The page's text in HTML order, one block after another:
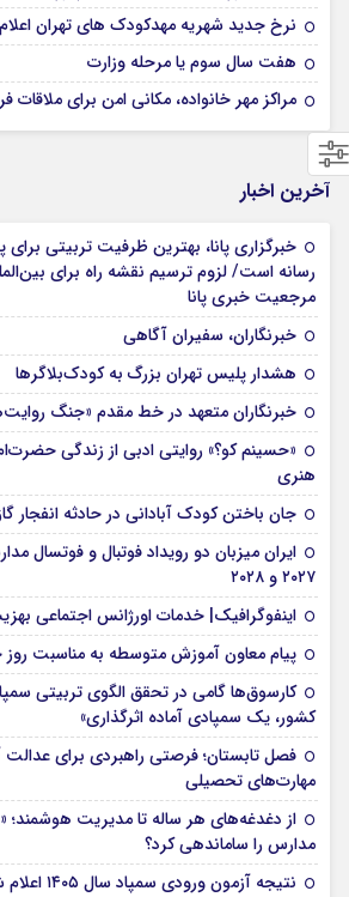
نرخ جدید شهریه مهدکودک های تهران
هفت سال سوم یا مرحله وزارت
مراکز مهر خانواده، مکانی امن برای ملاقات
آخرین اخبار
خبرگزاری پانا، بهترین ظرفیت تربیتی
رسانه است/ لزوم ترسیم نقشه راه برای
مرجعیت خبری پانا
خبرنگاران، سفیران آگاهی
هشدار پلیس تهران بزرگ به کودک‌بلاگرها
خبرنگاران متعهد در خط مقدم «جنگ
«حسینم کو؟» روایتی ادبی از زندگی
هنری
جان باختن کودک آبادانی در حادثه انفجار
ایران میزبان دو رویداد فوتبال و فوتسال
۲۰۲۷ و ۲۰۲۸
اینفوگرافیک| خدمات اورژانس اجتماعی
پیام معاون آموزش متوسطه به مناسبت روز
کارسوق‌ها گامی در تحقق الگوی تربیتی
کشور، یک سمپادی آماده اثرگذاری»
فصل تابستان؛ فرصتی راهبردی برای
مهارت‌های تحصیلی
از دغدغه‌های هر ساله تا مدیریت
مدارس را ساماندهی کرد؟
نتیجه آزمون ورودی سمپاد سال ۱۴۰۵ اعلام شد